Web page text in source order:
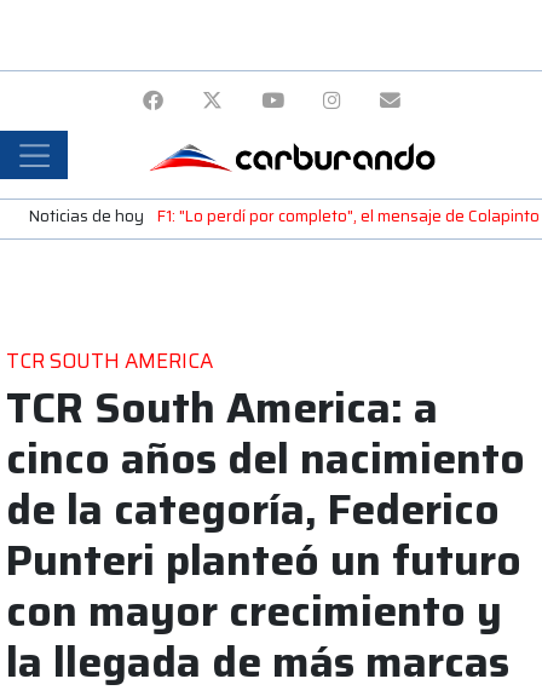
Noticias de hoy F1: "Lo perdí por completo", el mensaje de
TCR SOUTH AMERICA
TCR South America: a
cinco años del nacimiento
de la categoría, Federico
Punteri planteó un futuro
con mayor crecimiento y
la llegada de más marcas